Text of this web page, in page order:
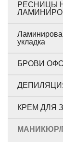
РЕСНИЦЫ
укладка
БРОВИ
КРЕМ ДЛЯ